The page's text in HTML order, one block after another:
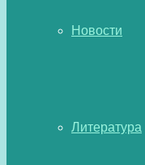
Новости
Литература